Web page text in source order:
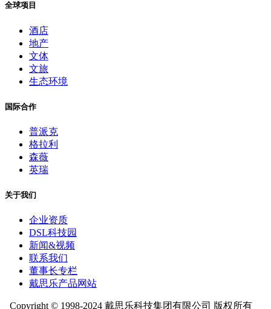
全球项目
酒店
地产
文体
文旅
生态环境
国际合作
普派克
格拉利
森薇
英瑞
关于我们
企业资质
DSL科技园
新闻&视频
联系我们
董事长专栏
戴思乐产品网站
Copyright © 1998-2024 戴思乐科技集团有限公司 版权所有